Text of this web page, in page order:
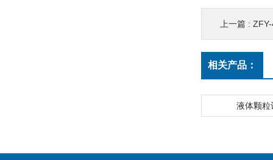
上一篇 :
相关产品：
液体颗粒